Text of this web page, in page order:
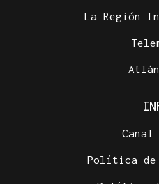
La Región
Política de